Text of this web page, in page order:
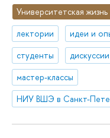
Университетская жизнь
лектории
идеи и
студенты
дискуссии
мастер-классы
НИУ ВШЭ в Санкт-